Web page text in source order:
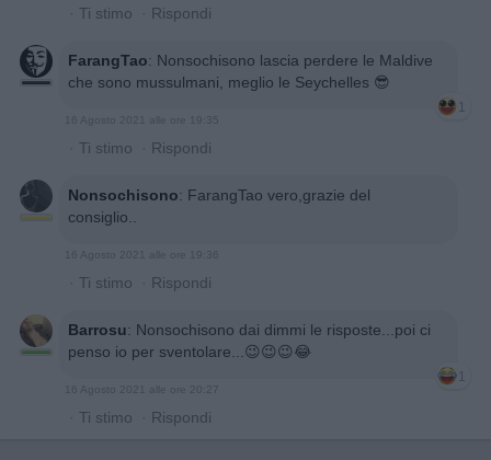
· Ti stimo · Rispondi
FarangTao: Nonsochisono lascia perdere le Maldive
che sono mussulmani, meglio le Seychelles 😎
1
16 Agosto 2021 alle ore 19:35
· Ti stimo · Rispondi
Nonsochisono: FarangTao vero,grazie del
consiglio..
16 Agosto 2021 alle ore 19:36
· Ti stimo · Rispondi
Barrosu: Nonsochisono dai dimmi le risposte...poi ci
penso io per sventolare...😉😉😉😂
1
16 Agosto 2021 alle ore 20:27
· Ti stimo · Rispondi